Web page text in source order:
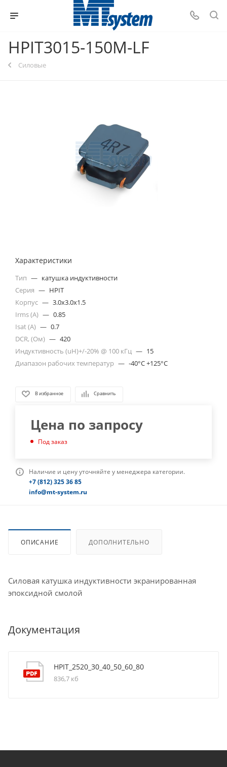
HPIT3015-150M-LF
Силовые
Характеристики
Тип — катушка индуктивности
Серия — HPIT
Корпус — 3.0x3.0x1.5
Irms (A) — 0.85
Isat (A) — 0.7
DCR, (Ом) — 420
Индуктивность (uH)+/-20% @ 100 кГц — 15
Диапазон рабочих температур — -40°C +125°C
В избранное Сравнить
Цена по запросу
Под заказ
Наличие и цену уточняйте у менеджера категории.
+7 (812) 325 36 85
info@mt-system.ru
ОПИСАНИЕ ДОПОЛНИТЕЛЬНО
Силовая катушка индуктивности экранированная
эпоксидной смолой
Документация
HPIT_2520_30_40_50_60_80
836,7 кб